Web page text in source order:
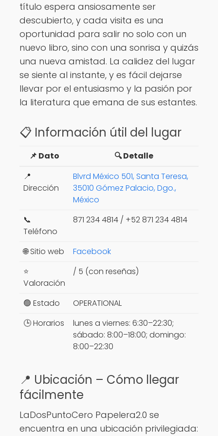
título espera ansiosamente ser
descubierto, y cada visita es una
oportunidad para salir no solo con un
nuevo libro, sino con una sonrisa y quizás
una nueva amistad. La calidez del lugar
se siente al instante, y es fácil dejarse
llevar por el entusiasmo y la pasión por
la literatura que emana de sus estantes.
📋 Información útil del lugar
📌 Dato
🔍 Detalle
📍
Dirección
Blvrd México 501, Santa Teresa,
35010 Gómez Palacio, Dgo.,
México
📞
Teléfono
871 234 4814 / +52 871 234 4814
🌐 Sitio web
Facebook
⭐
Valoración
/ 5 (con reseñas)
🟢 Estado
OPERATIONAL
🕒 Horarios
lunes a viernes: 6:30–22:30;
sábado: 8:00–18:00; domingo:
8:00–22:30
📍 Ubicación – Cómo llegar
fácilmente
LaDosPuntoCero Papelera2.0 se
encuentra en una ubicación privilegiada: